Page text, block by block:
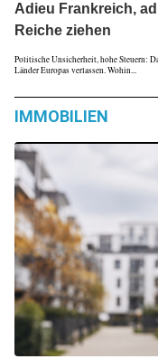
Adieu Frankreich,
Reiche ziehen
Politische Unsicherheit, hohe Steuern:
Länder Europas verlassen. Wohin...
IMMOBILIEN